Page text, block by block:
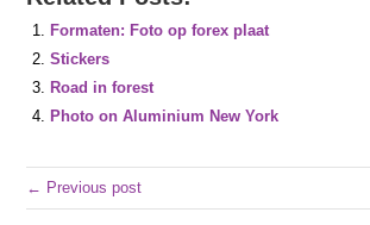
Formaten: Foto op forex plaat
Stickers
Road in forest
Photo on Aluminium New York
← Previous post